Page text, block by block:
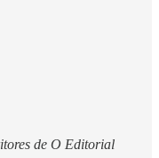
de O Editorial